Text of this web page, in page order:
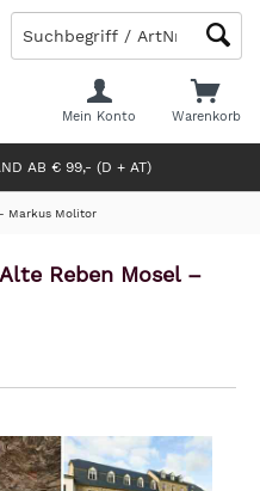
AB € 99,- (D + AT)
Warenkorb
Mein Konto
Markus Molitor
Reben Mosel –